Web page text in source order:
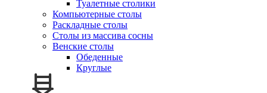
Туалетные столики
Компьютерные столы
Раскладные столы
Столы из массива сосны
Венские столы
Обеденные
Круглые